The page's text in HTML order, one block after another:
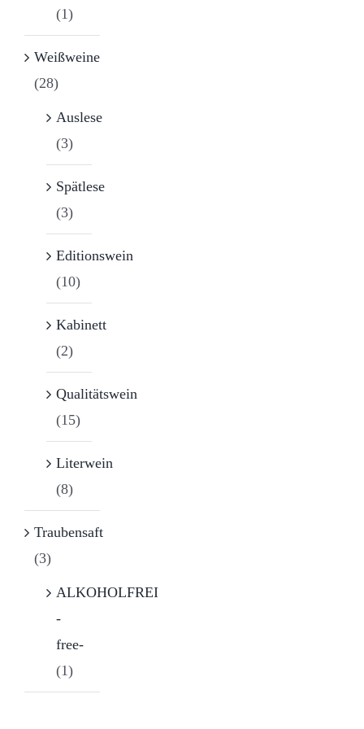
(1)
Weißweine
(28)
Auslese
(3)
Spätlese
(3)
Editionswein
(10)
Kabinett
(2)
Qualitätswein
(15)
Literwein
(8)
Traubensaft
(3)
ALKOHOLFREI
-
free-
(1)